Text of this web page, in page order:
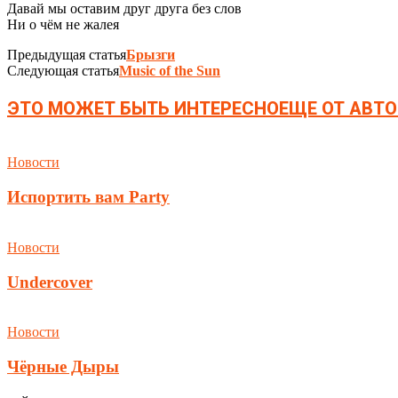
Давай мы оставим друг друга без слов
Ни о чём не жалея
Предыдущая статьяБрызги
Следующая статьяMusic of the Sun
ЭТО МОЖЕТ БЫТЬ ИНТЕРЕСНОЕЩЕ ОТ
Новости
Испортить вам Party
Новости
Undercover
Новости
Чёрные Дыры